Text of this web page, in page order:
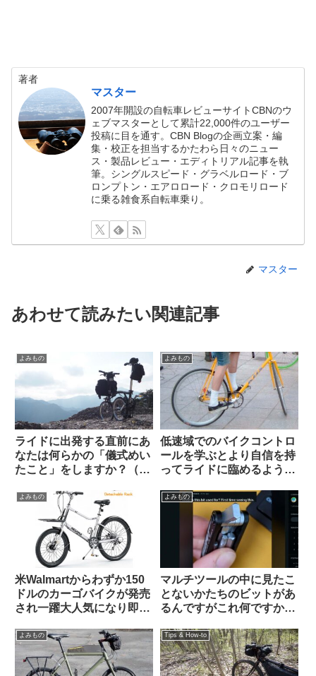
著者
マスター
2007年開設の自転車レビューサイトCBNのウ
ェブマスターとして累計22,000件のユーザー
投稿に目を通す。CBN Blogの企画立案・編
集・校正を担当するかたわら日々のニュー
ス・製品レビュー・エディトリアル記事を執
筆。シングルスピード・グラベルロード・ブ
ロンプトン・エアロロード・クロモリロード
に乗る雑食系自転車乗り。
マスター
あわせて読みたい関連記事
よみもの
ライドに出発する直前にあ
なたは何らかの「儀式めい
たこと」をしますか？（海
よみもの
低速域でのバイクコントロ
ールを学ぶとより自信を持
ってライドに臨めるように
よみもの
米Walmartからわずか150
ドルのカーゴバイクが発売
され一躍大人気になり即日
よみもの
マルチツールの中に見たこ
とないかたちのビットがあ
るんですがこれ何ですか？
と詰むやつ】
よみもの Tips & How-to